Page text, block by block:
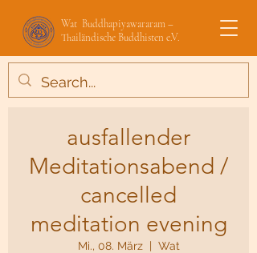
Wat Buddhapiyawararam –
Thailändische Buddhisten e.V.
ausfallender
Meditationsabend /
cancelled
meditation evening
Mi., 08. März
  |
Wat